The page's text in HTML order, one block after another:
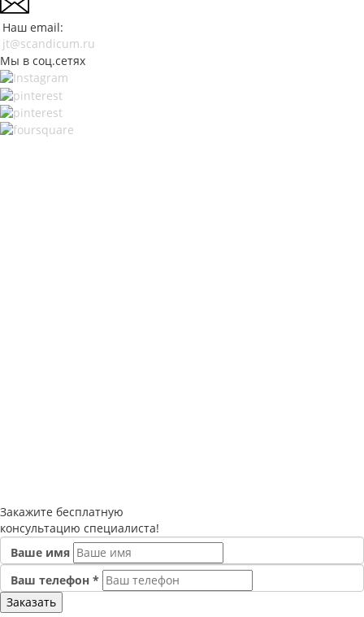
Наш email:
jt@scandicum.ru
Мы в соц.сетях
Закажите бесплатную
консультацию специалиста!
Ваше имя
Ваш телефон *